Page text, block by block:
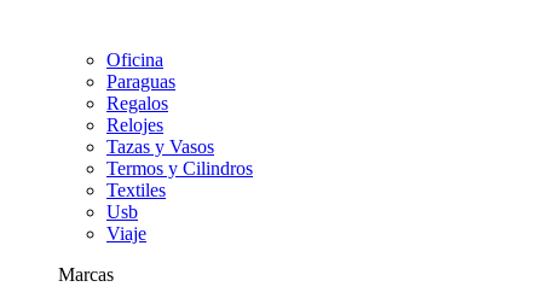
Oficina
Paraguas
Regalos
Relojes
Tazas y Vasos
Termos y Cilindros
Textiles
Usb
Viaje
Marcas